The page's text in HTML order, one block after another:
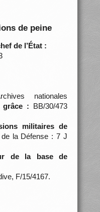
de peine
de l’État :
nationales
grâce : BB/30/473
militaires de
la Défense : 7 J
de la base de
F/15/4167.